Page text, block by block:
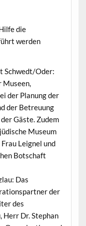
die
werden
Schwedt/Oder:
der Planung der
der Betreuung
Gäste. Zudem
Museum
Leignel und
Botschaft
Das
der
des
Herr Dr. Stephan